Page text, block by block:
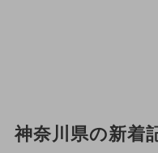
神奈川県の新着